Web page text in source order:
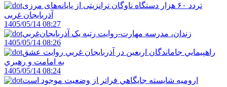
تردد ۶۰ هزار دستگاه ناوگان ترانزیتی از پایانه‌های مرزی
آذربایجان ‌غربی
1405/05/14 08:27
زندان، مدرسه مهارت-روايت رتبه يک آذربايجان‌غربي
1405/05/14 08:26
راهپيمايي جاماندگان اربعين در آذربايجان غربي روايت عشق
به امامت و رهبري
1405/05/14 08:24
اروميه شايسته جايگاهي فراتر از وضعيت موجود است